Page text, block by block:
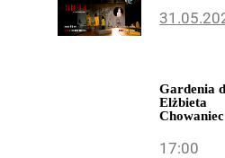
Gardenia
Elżbieta
Chowaniec
17:00